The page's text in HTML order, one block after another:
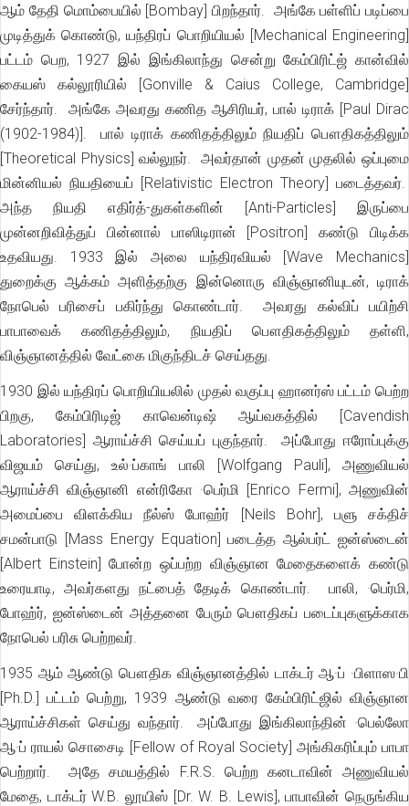
ஆம் தேதி மொம்பையில் [Bombay] பிறந்தார். அங்கே பள்ளிப் படிப்பை
முடித்துக் கொண்டு, யந்திரப் பொறியியல் [Mechanical Engineering]
பட்டம் பெற, 1927 இல் இங்கிலாந்து சென்று கேம்பிரிட்ஜ் கான்வில்
கையஸ் கல்லூரியில் [Gonville & Caius College, Cambridge]
சேர்ந்தார். அங்கே அவரது கணித ஆசிரியர், பால் டிராக் [Paul Dirac
(1902-1984)]. பால் டிராக் கணிதத்திலும் நியதிப் பௌதிகத்திலும்
[Theoretical Physics] வல்லுநர். அவர்தான் முதன் முதலில் ஒப்புமை
மின்னியல் நியதியைப் [Relativistic Electron Theory] படைத்தவர்.
அந்த நியதி எதிர்த்-துகள்களின் [Anti-Particles] இருப்பை
முன்னறிவித்துப் பின்னால் பாஸிடிரான் [Positron] கண்டு பிடிக்க
உதவியது. 1933 இல் அலை யந்திரவியல் [Wave Mechanics]
துறைக்கு ஆக்கம் அளித்தற்கு இன்னொரு விஞ்ஞானியுடன், டிராக்
நோபெல் பரிசைப் பகிர்ந்து கொண்டார். அவரது கல்விப் பயிற்சி
பாபாவைக் கணிதத்திலும், நியதிப் பௌதிகத்திலும் தள்ளி,
விஞ்ஞானத்தில் வேட்கை மிகுந்திடச் செய்தது.
1930 இல் யந்திரப் பொறியியலில் முதல் வகுப்பு ஹானர்ஸ் பட்டம் பெற்ற
பிறகு, கேம்பிரிடிஜ் காவென்டிஷ் ஆய்வகத்தில் [Cavendish
Laboratories] ஆராய்ச்சி செய்யப் புகுந்தார். அப்போது ஈரோப்புக்கு
விஜயம் செய்து, உல்·ப்காங் பாலி [Wolfgang Pauli], அணுவியல்
ஆராய்ச்சி விஞ்ஞானி என்ரிகோ ·பெர்மி [Enrico Fermi], அணுவின்
அமைப்பை விளக்கிய நீல்ஸ் போஹ்ர் [Neils Bohr], பளு சக்திச்
சமன்பாடு [Mass Energy Equation] படைத்த ஆல்பர்ட் ஐன்ஸ்டைன்
[Albert Einstein] போன்ற ஒப்பற்ற விஞ்ஞான மேதைகளைக் கண்டு
உரையாடி, அவர்களது நட்பைத் தேடிக் கொண்டார். பாலி, ·பெர்மி,
போஹ்ர், ஐன்ஸ்டைன் அத்தனை பேரும் பௌதிகப் படைப்புகளுக்காக
நோபெல் பரிசு பெற்றவர்.
1935 ஆம் ஆண்டு பௌதிக விஞ்ஞானத்தில் டாக்டர் ஆ·ப் ·பிளாஸ·பி
[Ph.D.] பட்டம் பெற்று, 1939 ஆண்டு வரை கேம்பிரிட்ஜில் விஞ்ஞான
ஆராய்ச்சிகள் செய்து வந்தார். அப்போது இங்கிலாந்தின் ·பெல்லோ
ஆ·ப் ராயல் சொசைடி [Fellow of Royal Society] அங்கிகரிப்பும் பாபா
பெற்றார். அதே சமயத்தில் F.R.S. பெற்ற கனடாவின் அணுவியல்
மேதை, டாக்டர் W.B. லூயிஸ் [Dr. W. B. Lewis], பாபாவின் நெருங்கிய